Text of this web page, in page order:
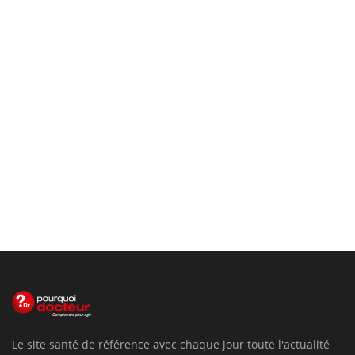
Le site santé de référence avec chaque jour toute l'actualité